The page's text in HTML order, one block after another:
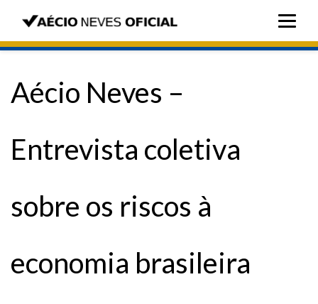
Aécio Neves –
Entrevista coletiva
sobre os riscos à
economia brasileira